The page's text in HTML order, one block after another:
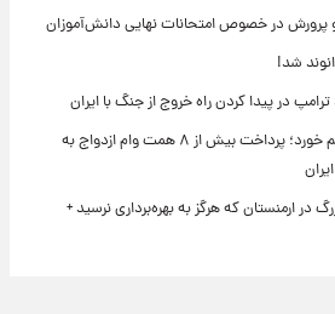
پرورش در خصوص امتحانات نهایی دانش‌آموزان
شد!
در پیدا کردن راه خروج از جنگ با ایران
در چهار ماه نخست ۱۴۰۵ رقم خورد؛ پرداخت بیش از ۸ همت وام ازدواج به
ارمنستان که هرگز به بهره‌برداری نرسید +